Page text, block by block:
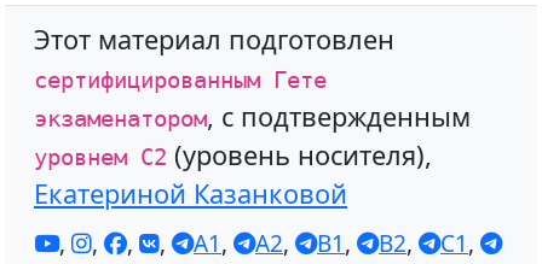
Этот материал подготовлен
сертифицированным Гете
экзаменатором, с подтвержденным
уровнем С2 (уровень носителя),
Екатериной Казанковой
, , , , A1, A2, B1, B2, C1,